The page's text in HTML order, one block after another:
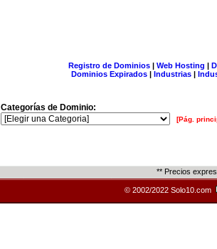
Registro de Dominios| Web Hosting |
Dominios Expirados | Industrias |
Categorías de Dominio:
[Pág.
** Precios
© 2002/2022 Solo10.com